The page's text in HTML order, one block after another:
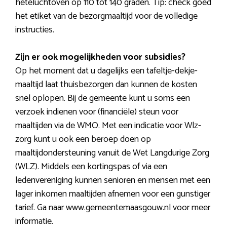
het etiket van de bezorgmaaltijd voor de volledige
instructies.
Zijn er ook mogelijkheden voor subsidies?
Op het moment dat u dagelijks een tafeltje-dekje-
maaltijd laat thuisbezorgen dan kunnen de kosten
snel oplopen. Bij de gemeente kunt u soms een
verzoek indienen voor (financiële) steun voor
maaltijden via de WMO. Met een indicatie voor Wlz-
zorg kunt u ook een beroep doen op
maaltijdondersteuning vanuit de Wet Langdurige Zorg
(WLZ). Middels een kortingspas of via een
ledenvereniging kunnen senioren en mensen met een
lager inkomen maaltijden afnemen voor een gunstiger
tarief. Ga naar www.gemeentemaasgouw.nl voor meer
informatie.